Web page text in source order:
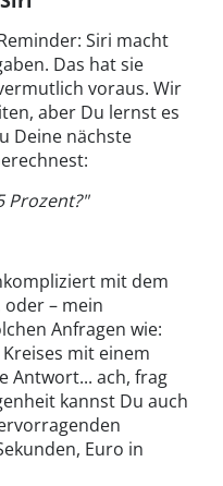
Siri macht
Das hat sie
voraus. Wir
aber Du lernst es
Deine nächste
Prozent?"
mit dem
– mein
Anfragen wie:
mit einem
Antwort... ach, frag
kannst Du auch
Euro in